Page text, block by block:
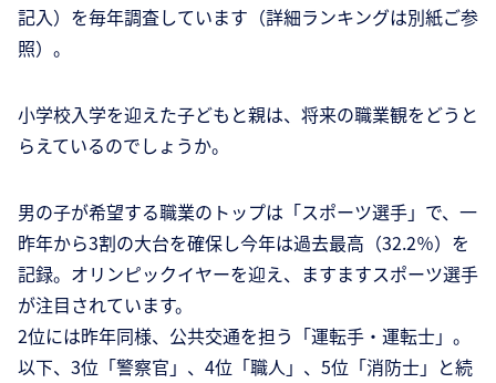
記入）を毎年調査しています（詳細ランキングは別紙ご参
照）。
小学校入学を迎えた子どもと親は、将来の職業観をどうと
らえているのでしょうか。
男の子が希望する職業のトップは「スポーツ選手」で、一
昨年から3割の大台を確保し今年は過去最高（32.2％）を
記録。オリンピックイヤーを迎え、ますますスポーツ選手
が注目されています。
2位には昨年同様、公共交通を担う「運転手・運転士」。
以下、3位「警察官」、4位「職人」、5位「消防士」と続